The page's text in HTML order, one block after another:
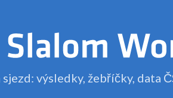
výsledky, žebříčky, data